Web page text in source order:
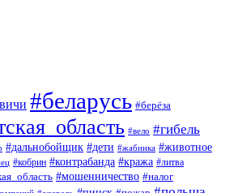
#беларусь #берёза
#вело #гибель
#дальнобойщик #дети #жабинка #животное
#кобрин #контрабанда #кража #литва
#мошенничество #налог